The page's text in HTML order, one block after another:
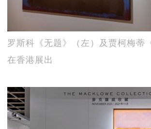
罗斯科《无题》（左）及贾柯梅蒂
在香港展出